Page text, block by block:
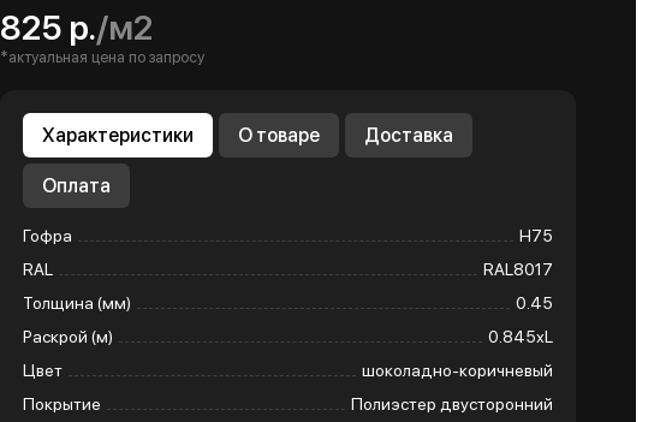
825 р./м2
*актуальная цена по запросу
Характеристики О товаре Доставка
Оплата
Гофра
Н75
RAL
RAL8017
Толщина (мм)
0.45
Раскрой (м)
0.845хL
Цвет
шоколадно-коричневый
Покрытие
Полиэстер двусторонний